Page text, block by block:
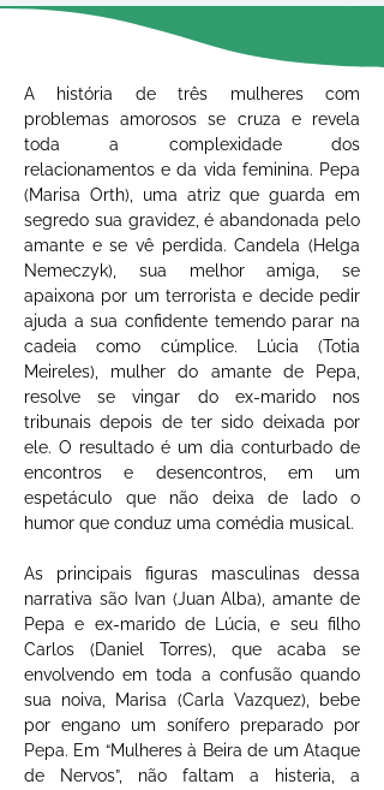
A história de três mulheres com
problemas amorosos se cruza e revela
toda a complexidade dos
relacionamentos e da vida feminina. Pepa
(Marisa Orth), uma atriz que guarda em
segredo sua gravidez, é abandonada pelo
amante e se vê perdida. Candela (Helga
Nemeczyk), sua melhor amiga, se
apaixona por um terrorista e decide pedir
ajuda a sua confidente temendo parar na
cadeia como cúmplice. Lúcia (Totia
Meireles), mulher do amante de Pepa,
resolve se vingar do ex-marido nos
tribunais depois de ter sido deixada por
ele. O resultado é um dia conturbado de
encontros e desencontros, em um
espetáculo que não deixa de lado o
humor que conduz uma comédia musical.
As principais figuras masculinas dessa
narrativa são Ivan (Juan Alba), amante de
Pepa e ex-marido de Lúcia, e seu filho
Carlos (Daniel Torres), que acaba se
envolvendo em toda a confusão quando
sua noiva, Marisa (Carla Vazquez), bebe
por engano um sonífero preparado por
Pepa. Em “Mulheres à Beira de um Ataque
de Nervos”, não faltam a histeria, a